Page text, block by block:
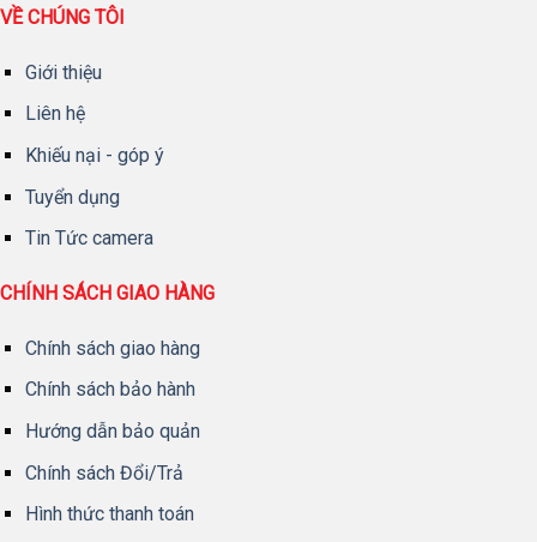
VỀ CHÚNG TÔI
Giới thiệu
Liên hệ
Khiếu nại - góp ý
Tuyển dụng
Tin Tức camera
CHÍNH SÁCH GIAO HÀNG
Chính sách giao hàng
Chính sách bảo hành
Hướng dẫn bảo quản
Chính sách Đổi/Trả
Hình thức thanh toán